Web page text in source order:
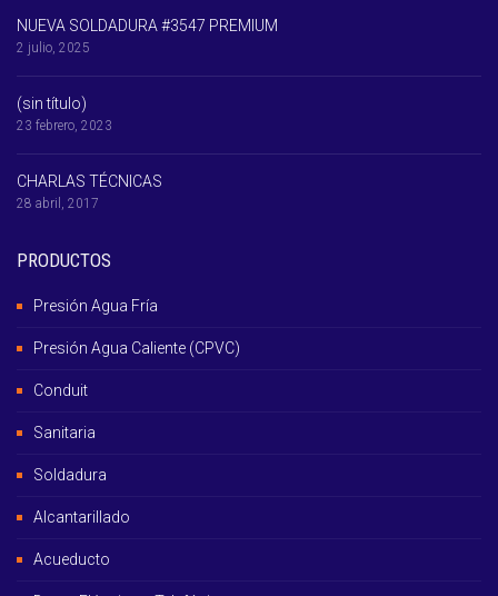
NUEVA SOLDADURA #3547 PREMIUM
2 julio, 2025
(sin título)
23 febrero, 2023
CHARLAS TÉCNICAS
28 abril, 2017
PRODUCTOS
Presión Agua Fría
Presión Agua Caliente (CPVC)
Conduit
Sanitaria
Soldadura
Alcantarillado
Acueducto